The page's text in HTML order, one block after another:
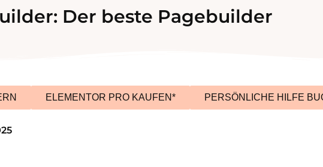
Der beste Pagebuilder
ELEMENTOR PRO KAUFEN* PERSÖNLICHE HILFE